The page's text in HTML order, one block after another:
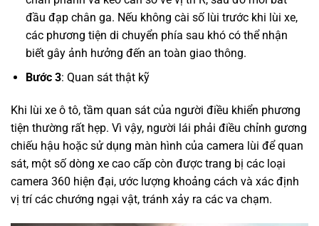
đầu đạp chân ga. Nếu không cài số lùi trước khi lùi xe,
các phương tiện di chuyển phía sau khó có thể nhận
biết gây ảnh hưởng đến an toàn giao thông.
Bước 3: Quan sát thật kỹ
Khi lùi xe ô tô, tầm quan sát của người điều khiển phương
tiện thường rất hẹp. Vì vậy, người lái phải điều chỉnh gương
chiếu hậu hoặc sử dụng màn hình của camera lùi để quan
sát, một số dòng xe cao cấp còn được trang bị các loại
camera 360 hiện đại, ước lượng khoảng cách và xác định
vị trí các chướng ngại vật, tránh xảy ra các va chạm.